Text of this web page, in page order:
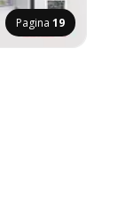
Pagina 19